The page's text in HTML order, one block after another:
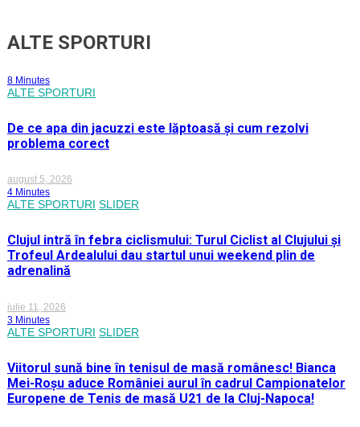
ALTE SPORTURI
8 Minutes
ALTE SPORTURI
De ce apa din jacuzzi este lăptoasă și cum rezolvi
problema corect
august 5, 2026
4 Minutes
ALTE SPORTURI SLIDER
Clujul intră în febra ciclismului: Turul Ciclist al Clujului și
Trofeul Ardealului dau startul unui weekend plin de
adrenalină
iulie 11, 2026
3 Minutes
ALTE SPORTURI SLIDER
Viitorul sună bine în tenisul de masă românesc! Bianca
Mei-Roșu aduce României aurul în cadrul Campionatelor
Europene de Tenis de masă U21 de la Cluj-Napoca!